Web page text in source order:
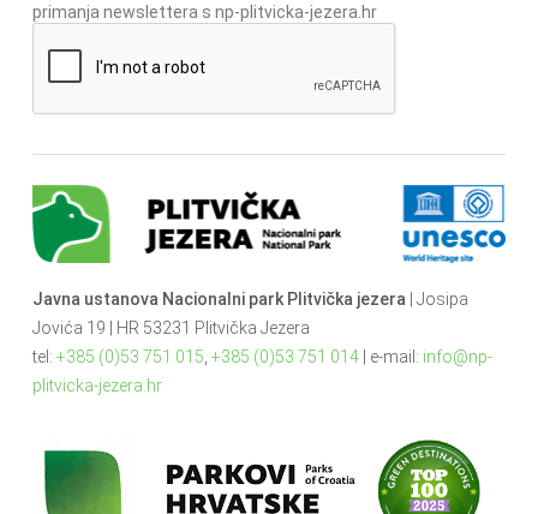
primanja newslettera s np-plitvicka-jezera.hr
Javna ustanova Nacionalni park Plitvička jezera | Josipa
Jovića 19 | HR 53231 Plitvička Jezera
tel: +385 (0)53 751 015 +385 (0)53 751 014| e-mail: info@np-
plitvicka-jezera.hr